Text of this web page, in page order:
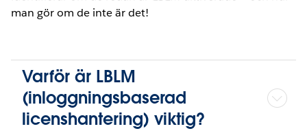
man gör om de inte är det!
Varför är LBLM
(inloggningsbaserad
licenshantering) viktig?